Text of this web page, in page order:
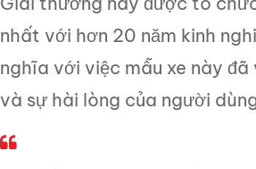
nhất với hơn 20 năm kinh
nghĩa với việc mẫu xe này
và sự hài lòng của người